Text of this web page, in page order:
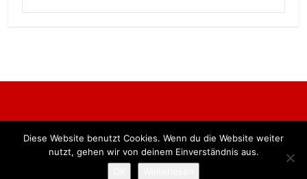
Alle Rechte vorbehalten. BKB Verlag GmbH
Diese Website benutzt Cookies. Wenn du die Website weiter
nutzt, gehen wir von deinem Einverständnis aus.